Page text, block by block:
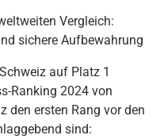
Vergleich:
sichere Aufbewahrung
auf Platz 1
Ranking 2024 von
den ersten Rang vor den
sind: